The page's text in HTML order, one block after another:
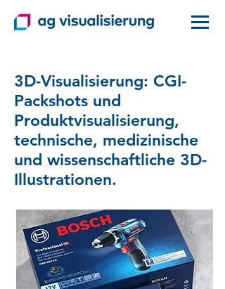
3D-Visualisierung: CGI-
Packshots und
Produktvisualisierung,
technische, medizinische
und wissenschaftliche 3D-
Illustrationen.